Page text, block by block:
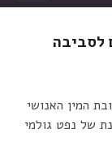
ניווט
לסביבה
המין האנושי
של נפט גולמי